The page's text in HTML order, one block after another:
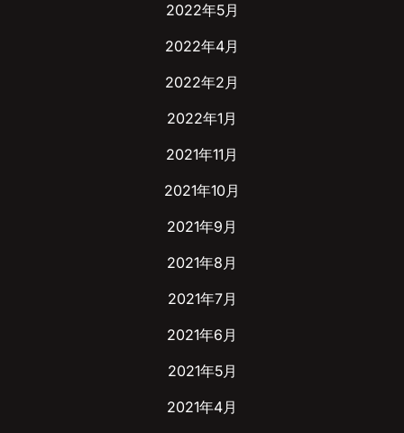
2022年5月
2022年4月
2022年2月
2022年1月
2021年11月
2021年10月
2021年9月
2021年8月
2021年7月
2021年6月
2021年5月
2021年4月